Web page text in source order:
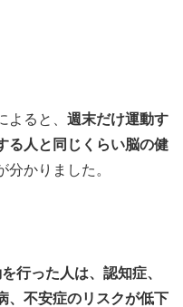
よると、 週末だけ運動す
る人と同じくらい脳の健
分かりました。
行った人は、認知症、
、不安症のリスクが低下